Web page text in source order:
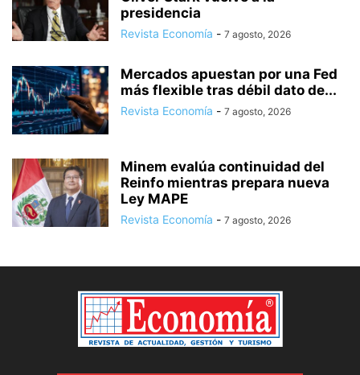
presidencia
Revista Economía - 7 agosto, 2026
Mercados apuestan por una Fed
más flexible tras débil dato de...
Revista Economía - 7 agosto, 2026
Minem evalúa continuidad del
Reinfo mientras prepara nueva
Ley MAPE
Revista Economía - 7 agosto, 2026